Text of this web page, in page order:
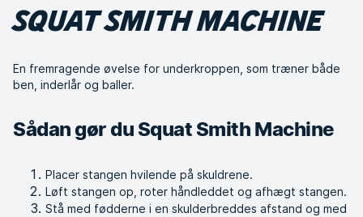
SQUAT SMITH MACHINE
En fremragende øvelse for underkroppen, som træner både
ben, inderlår og baller.
Sådan gør du Squat Smith Machine
Placer stangen hvilende på skuldrene.
Løft stangen op, roter håndleddet og afhægt stangen.
Stå med fødderne i en skulderbreddes afstand og med